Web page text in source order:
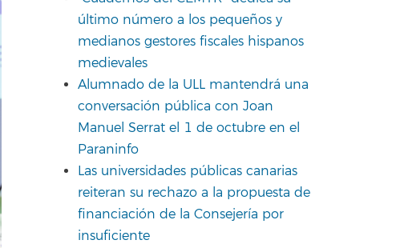
último número a los pequeños y
medianos gestores fiscales hispanos
medievales
Alumnado de la ULL mantendrá una
conversación pública con Joan
Manuel Serrat el 1 de octubre en el
Paraninfo
Las universidades públicas canarias
reiteran su rechazo a la propuesta de
financiación de la Consejería por
insuficiente